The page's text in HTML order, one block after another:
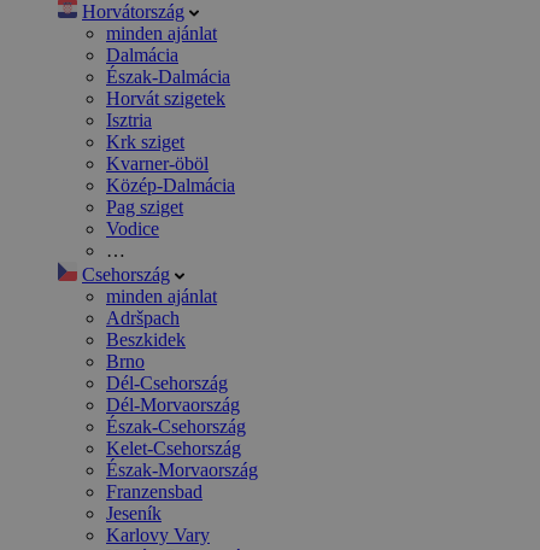
Horvátország
minden ajánlat
Dalmácia
Észak-Dalmácia
Horvát szigetek
Isztria
Krk sziget
Kvarner-öböl
Közép-Dalmácia
Pag sziget
Vodice
…
Csehország
minden ajánlat
Adršpach
Beszkidek
Brno
Dél-Csehország
Dél-Morvaország
Észak-Csehország
Kelet-Csehország
Észak-Morvaország
Franzensbad
Jeseník
Karlovy Vary